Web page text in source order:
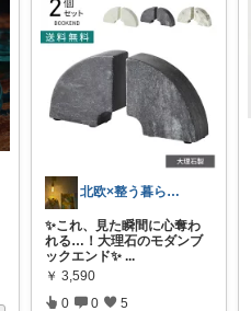
北欧×整う暮らし｜ハル
✨これ、見た瞬間に心奪わ
れる…！大理石のモダンブ
ックエンド✨...
￥ 3,590
0 0 5